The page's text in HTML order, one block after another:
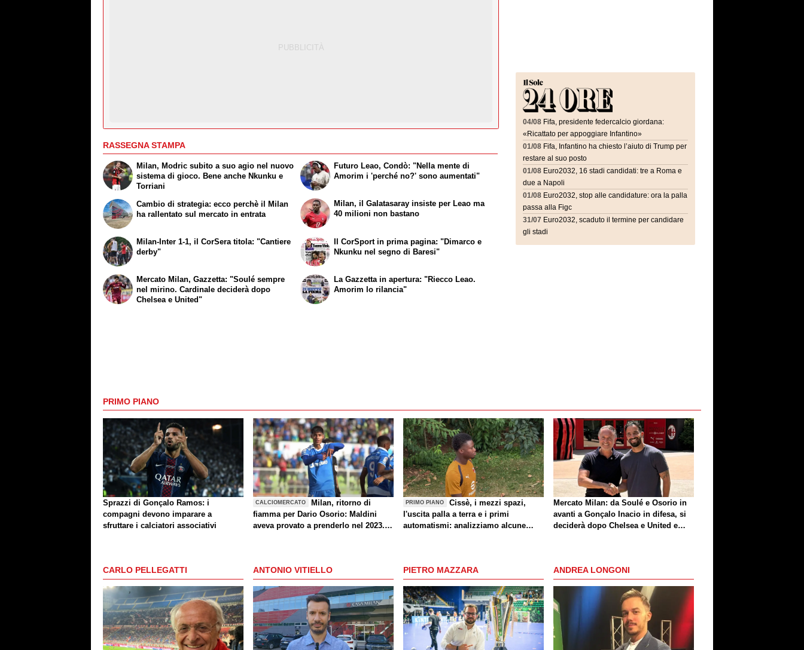
RASSEGNA STAMPA
Milan, Modric subito a suo agio nel nuovo
sistema di gioco. Bene anche Nkunku e
Torriani
Cambio di strategia: ecco perchè il Milan
ha rallentato sul mercato in entrata
Futuro Leao, Condò: "Nella mente di
Amorim i 'perché no?' sono aumentati"
Milan, il Galatasaray insiste per Leao ma
40 milioni non bastano
Milan-Inter 1-1, il CorSera titola: "Cantiere
derby"
Mercato Milan, Gazzetta: "Soulé sempre
nel mirino. Cardinale deciderà dopo
Chelsea e United"
Il CorSport in prima pagina: "Dimarco e
Nkunku nel segno di Baresi"
La Gazzetta in apertura: "Riecco Leao.
Amorim lo rilancia"
04/08 Fifa, presidente federcalcio giordana:
«Ricattato per appoggiare Infantino»
01/08 Fifa, Infantino ha chiesto l’aiuto di Trump per
restare al suo posto
01/08 Euro2032, 16 stadi candidati: tre a Roma e
due a Napoli
01/08 Euro2032, stop alle candidature: ora la palla
passa alla Figc
31/07 Euro2032, scaduto il termine per candidare
gli stadi
PRIMO PIANO
Sprazzi di Gonçalo Ramos: i
compagni devono imparare a
sfruttare i calciatori associativi
CALCIOMERCATO
Milan, ritorno di
fiamma per Dario Osorio: Maldini
aveva provato a prenderlo nel 2023.
PRIMO PIANO
Cissè, i mezzi spazi,
l'uscita palla a terra e i primi
automatismi: analizziamo alcune
Mercato Milan: da Soulé e Osorio in
avanti a Gonçalo Inacio in difesa, si
deciderà dopo Chelsea e United e
CARLO PELLEGATTI ANTONIO VITIELLO PIETRO MAZZARA ANDREA LONGONI